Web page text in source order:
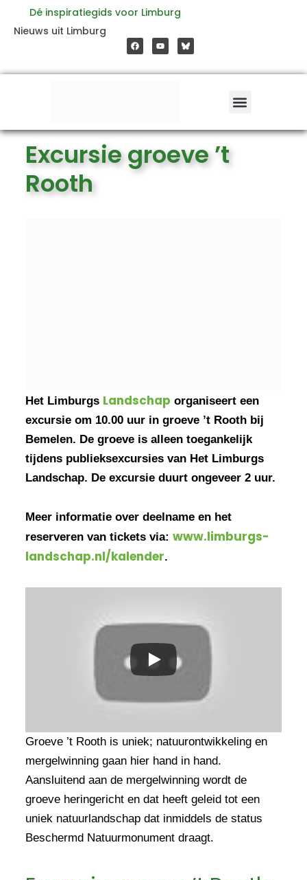
inhoud
Dé inspiratiegids voor Limburg
Nieuws uit Limburg
a
c
e
o
o
o
u
t
b
e
Excursie groeve ’t
Rooth
Het Limburgs Landschap organiseert een
excursie om 10.00 uur in groeve ’t Rooth bij
Bemelen. De groeve is alleen toegankelijk
tijdens publieksexcursies van Het Limburgs
Landschap. De excursie duurt ongeveer 2 uur.
Meer informatie over deelname en het
reserveren van tickets via: www.limburgs-
landschap.nl/kalender.
Groeve ’t Rooth is uniek; natuurontwikkeling en
mergelwinning gaan hier hand in hand.
Aansluitend aan de mergelwinning wordt de
groeve heringericht en dat heeft geleid tot een
uniek natuurlandschap dat inmiddels de status
Beschermd Natuurmonument draagt.